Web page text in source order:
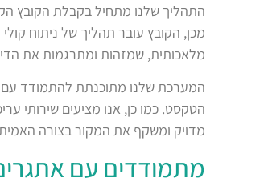
התהליך שלנו מתחיל בקבלת הקובץ
מכן, הקובץ עובר תהליך של ניתוח
מלאכותית, שמזהות ומתרגמות את
המערכת שלנו מתוכנתת להתמודד עם
הטקסט. כמו כן, אנו מציעים שירותי
מדויק ומשקף את המקור בצורה
מתמודדים עם